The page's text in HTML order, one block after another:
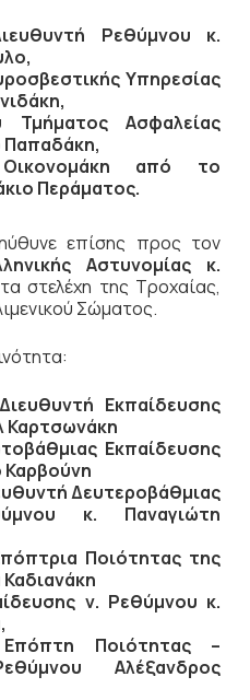
Ρεθύμνου κ.
Υπηρεσίας
Ασφαλείας
Παπαδάκη,
από το
Περάματος.
επίσης προς τον
Αστυνομίας κ.
στελέχη της Τροχαίας,
Σώματος.
Εκπαίδευσης
Καρτσωνάκη
Εκπαίδευσης
Δευτεροβάθμιας
κ. Παναγιώτη
Ποιότητας της
ν. Ρεθύμνου κ.
Ποιότητας –
Αλέξανδρος